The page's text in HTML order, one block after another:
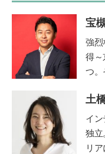
宝
強烈
得～
つ。
す。
の
で「
テ
土
イン
独立
リ